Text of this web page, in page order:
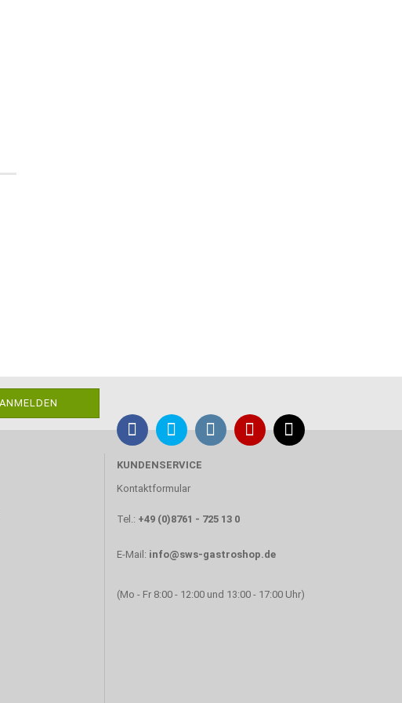
KUNDENSERVICE
Kontaktformular
Tel.: +49 (0)8761 - 725 13 0
E-Mail: info@sws-gastroshop.de
(Mo - Fr 8:00 - 12:00 und 13:00 - 17:00 Uhr)